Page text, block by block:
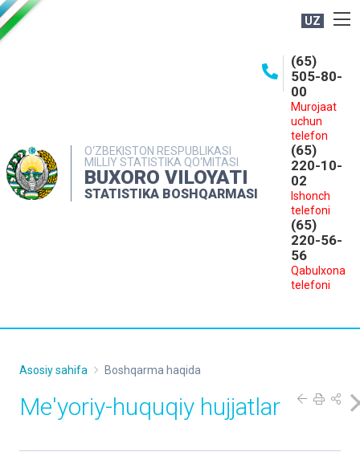
UZ
O‘ZBEKISTON RESPUBLIKASI
MILLIY STATISTIKA QO‘MITASI
BUXORO VILOYATI
STATISTIKA BOSHQARMASI
(65)
505-80-
00
Murojaat
uchun
telefon
(65)
220-10-
02
Ishonch
telefoni
(65)
220-56-
56
Qabulxona
telefoni
MATBUOT XIZMATI
MUROJAATLAR
Asosiy sahifa Boshqarma haqida
Me'yoriy-huquqiy hujjatlar